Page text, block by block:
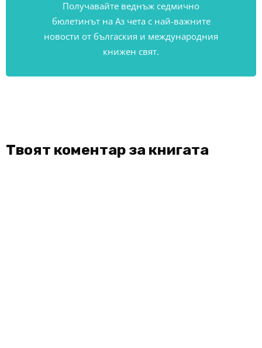
Получавайте веднъж седмично
бюлетинът на Аз чета с най-важните
новости от бългаския и международния
книжен свят.
Твоят коментар за книгата